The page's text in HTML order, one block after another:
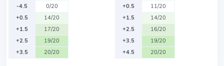
-4.5
0/20
+0.5
14/20
+1.5
17/20
+2.5
19/20
+3.5
20/20
+0.5
11/20
+1.5
14/20
+2.5
16/20
+3.5
19/20
+4.5
20/20